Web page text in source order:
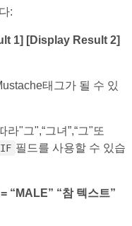
:
1] [Display Result 2]
태그가 될 수 있
"그",“그녀”,“그"또
IF 필드를 사용할 수 있습
“MALE” “참 텍스트”